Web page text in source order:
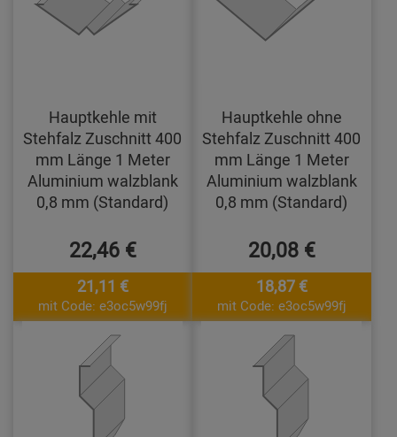
Hauptkehle mit
Stehfalz Zuschnitt 400
mm Länge 1 Meter
Aluminium walzblank
0,8 mm (Standard)
22,46 €
21,11 €
mit Code: e3oc5w99fj
Hauptkehle ohne
Stehfalz Zuschnitt 400
mm Länge 1 Meter
Aluminium walzblank
0,8 mm (Standard)
20,08 €
18,87 €
mit Code: e3oc5w99fj